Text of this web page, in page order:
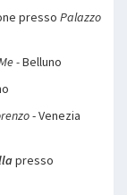
presso Palazzo
-Belluno
- Venezia
presso